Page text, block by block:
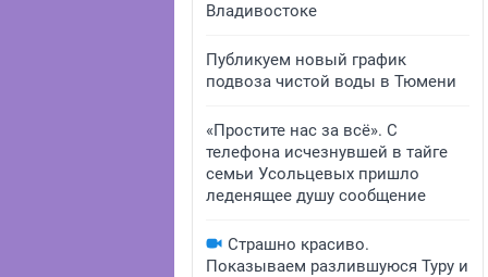
Владивостоке
Публикуем новый график
подвоза чистой воды в Тюмени
«Простите нас за всё». С
телефона исчезнувшей в тайге
семьи Усольцевых пришло
леденящее душу сообщение
Страшно красиво.
Показываем разлившуюся Туру и